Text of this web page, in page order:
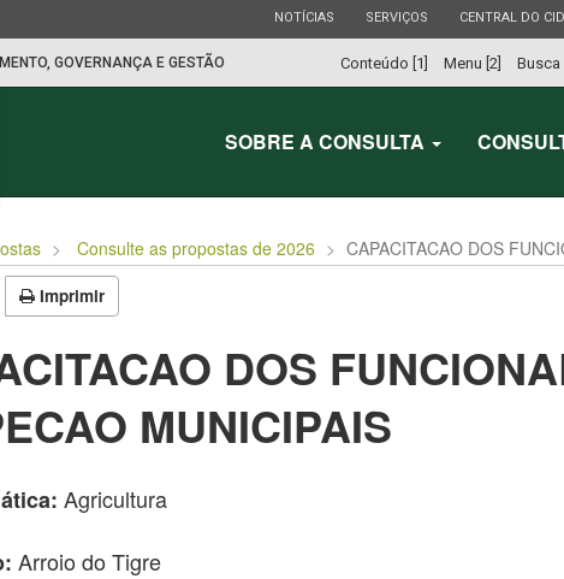
ESTADO
NOTÍCIAS ESTADO
SERVIÇOS ESTADO
CENTRAL DO
GOVERNANÇA E GESTÃO Conteúdo [1] Menu [2] Busca
SOBRE A CONSULTA
Consulte as propostas de 2026 CAPACITACAO DOS
Imprimir
DOS
MUNICIPAIS
Agricultura
Arroio do Tigre